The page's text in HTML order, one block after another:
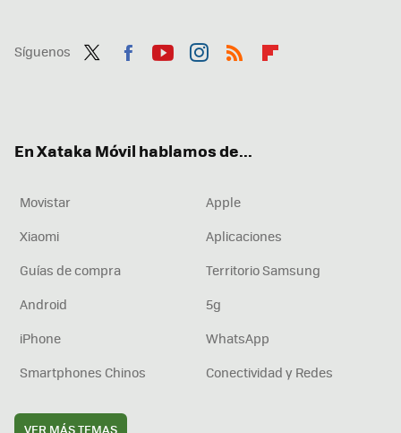
Síguenos
En Xataka Móvil hablamos de...
Movistar
Apple
Xiaomi
Aplicaciones
Guías de compra
Territorio Samsung
Android
5g
iPhone
WhatsApp
Smartphones Chinos
Conectividad y Redes
VER MÁS TEMAS